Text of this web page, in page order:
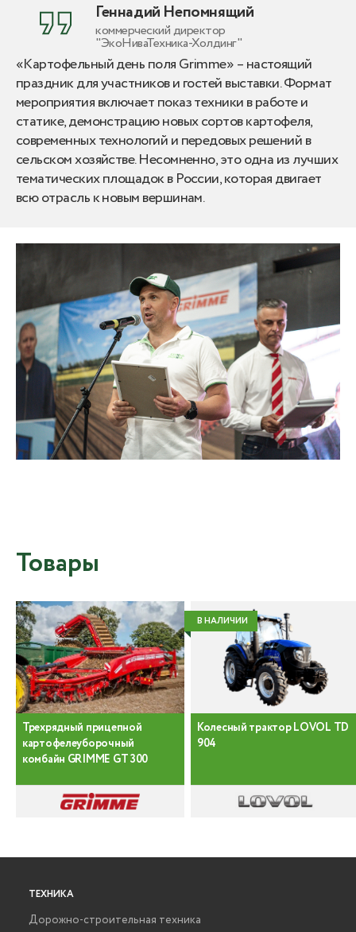
«Картофельный день поля Grimme» – настоящий
праздник для участников и гостей выставки. Формат
мероприятия включает показ техники в работе и
статике, демонстрацию новых сортов картофеля,
современных технологий и передовых решений в
сельском хозяйстве. Несомненно, это одна из лучших
тематических площадок в России, которая двигает
всю отрасль к новым вершинам.
Геннадий Непомнящий
коммерческий директор
"ЭкоНиваТехника-Холдинг"
Товары
Трехрядный прицепной
картофелеуборочный
комбайн GRIMME GT 300
Колесный трактор LOVOL TD
904
В НАЛИЧИИ
ТЕХНИКА
Дорожно-строительная техника